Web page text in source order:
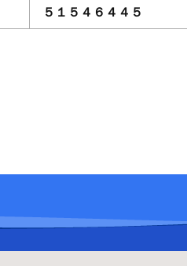
５１５４６４４５